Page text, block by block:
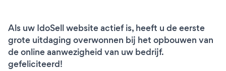
Als uw IdoSell website actief is, heeft u de eerste
grote uitdaging overwonnen bij het opbouwen van
de online aanwezigheid van uw bedrijf.
gefeliciteerd!